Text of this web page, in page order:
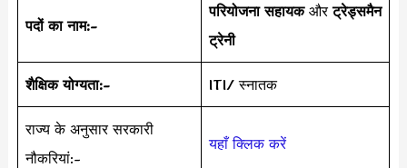
पदों का नाम:-
परियोजना सहायक औरट्रेड्समैन
ट्रेनी
शैक्षिक योग्यता:- ITI/ स्नातक
राज्य के अनुसार सरकारी
नौकरियां:-
यहाँ क्लिक करें